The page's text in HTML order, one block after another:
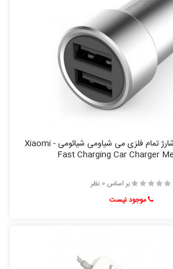
شارژر فندکی فست شارژ تمام فلزی می شیاومی شیائومی - Xiaomi
Fast Charging Car Charger
بر اساس 0 نظر
موجود نیست